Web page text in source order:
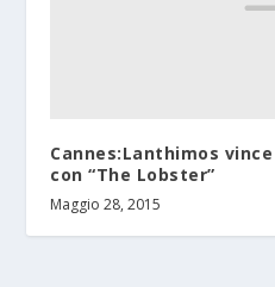
Cannes:Lanthimos
con “The Lobster”
Maggio 28, 2015